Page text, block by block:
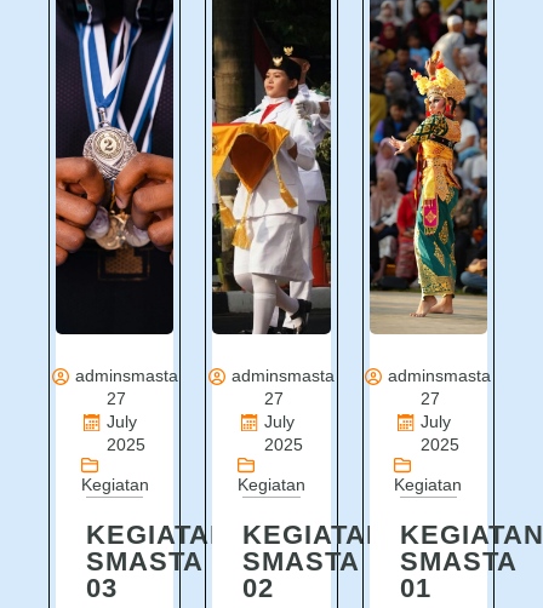
adminsmasta
27
July
2025
Kegiatan
KEGIATAN
SMASTA
03
adminsmasta
27
July
2025
Kegiatan
KEGIATAN
SMASTA
02
adminsmasta
27
July
2025
Kegiatan
KEGIATAN
SMASTA
01